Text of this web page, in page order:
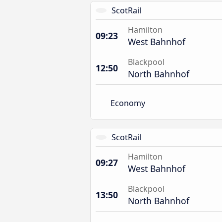
ScotRail
09:23 Hamilton
West Bahnhof
12:50 Blackpool
North Bahnhof
Economy
ScotRail
09:27 Hamilton
West Bahnhof
13:50 Blackpool
North Bahnhof